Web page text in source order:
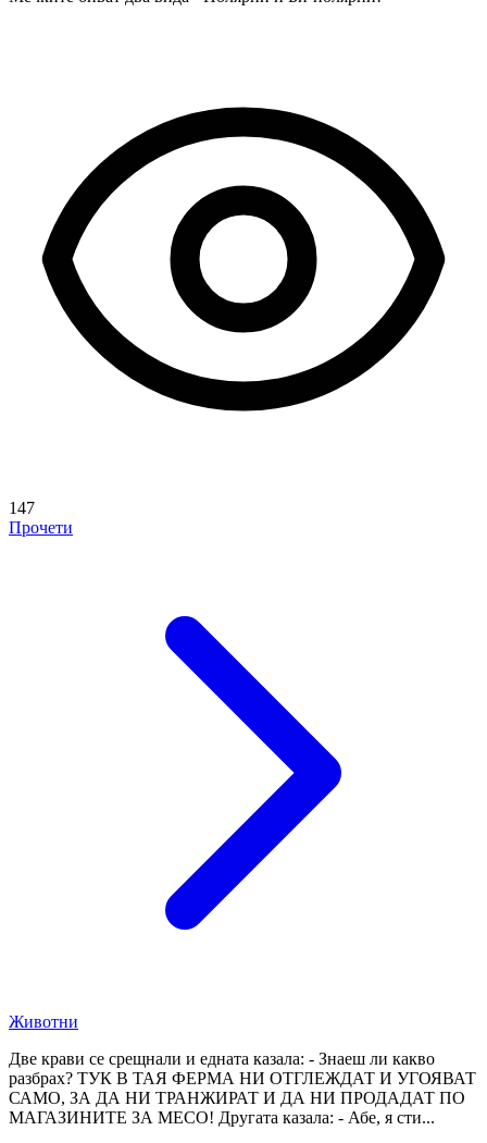
147
Прочети
Животни
Две крави се срещнали и едната казала: - Знаеш ли какво
разбрах? ТУК В ТАЯ ФЕРМА НИ ОТГЛЕЖДАТ И УГОЯВАТ
САМО, ЗА ДА НИ ТРАНЖИРАТ И ДА НИ ПРОДАДАТ ПО
МАГАЗИНИТЕ ЗА МЕСО! Другата казала: - Абе, я сти...